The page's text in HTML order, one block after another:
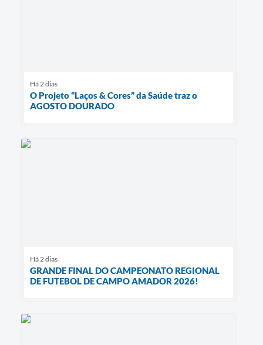
Há 2 dias
O Projeto “Laços & Cores” da Saúde traz o
AGOSTO DOURADO
Há 2 dias
GRANDE FINAL DO CAMPEONATO REGIONAL
DE FUTEBOL DE CAMPO AMADOR 2026!